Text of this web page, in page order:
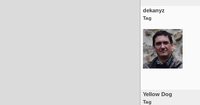
dekanyz
Tag
Yellow Dog
Tag